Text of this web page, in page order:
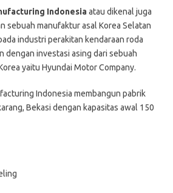
Indonesiaatau dikenal juga
sebuah manufaktur asal Korea Selatan
industri perakitan kendaraan roda
dengan investasi asing dari sebuah
yaitu Hyundai Motor Company.
Indonesia membangun pabrik
Bekasi dengan kapasitas awal 150